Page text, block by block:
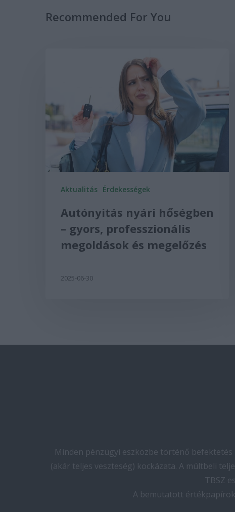
Recommended For You
Aktualitás Érdekességek
Autónyitás nyári hőségben
– gyors, professzionális
megoldások és megelőzés
2025-06-30
Minden pénzügyi eszközbe történő
(akár teljes veszteség) kockázata. A múltbeli
TBSZ
A bemutatott